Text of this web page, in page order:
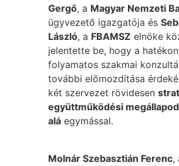
Gergő, a Magyar Nemzeti
ügyvezető igazgatója és
László, a FBAMSZ elnöke
jelentette be, hogy a
folyamatos szakmai
további előmozdítása
két szervezet rövidesen
együttműködési
alá egymással.
Molnár Szebasztián Ferenc,